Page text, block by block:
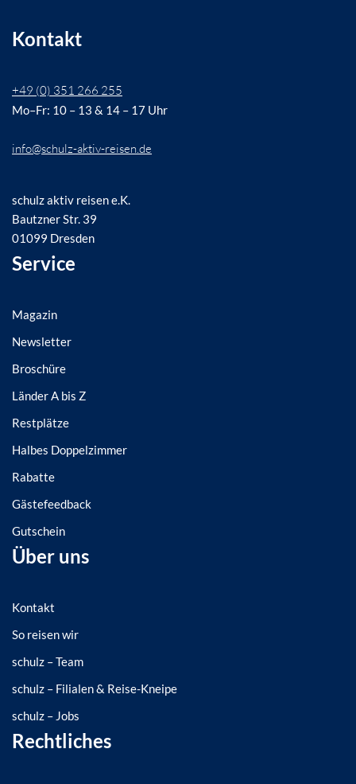
Kontakt
+49 (0) 351 266 255
Mo–Fr: 10 – 13 & 14 – 17 Uhr
info@schulz-aktiv-reisen.de
schulz aktiv reisen e.K.
Bautzner Str. 39
01099 Dresden
Service
Magazin
Newsletter
Broschüre
Länder A bis Z
Restplätze
Halbes Doppelzimmer
Rabatte
Gästefeedback
Gutschein
Über uns
Kontakt
So reisen wir
schulz – Team
schulz – Filialen & Reise-Kneipe
schulz – Jobs
Rechtliches